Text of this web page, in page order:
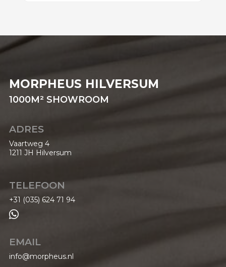
MORPHEUS HILVERSUM
1000M² SHOWROOM
ADRES
Vaartweg 4
1211 JH Hilversum
TELEFOON
+31 (035) 624 71 94

EMAIL
info@morpheus.nl